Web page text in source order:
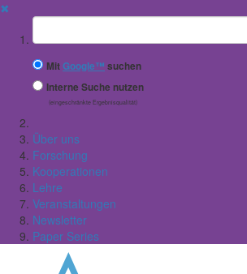
✖
Suchbegriff
MitGoogle™ suchen
Interne Suche nutzen
(eingeschränkte Ergebnisqualität)
Über uns
Forschung
Kooperationen
Lehre
Veranstaltungen
Newsletter
Paper Series